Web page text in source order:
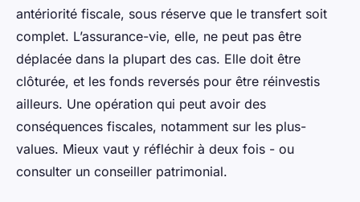
antériorité fiscale, sous réserve que le transfert soit
complet. L’assurance-vie, elle, ne peut pas être
déplacée dans la plupart des cas. Elle doit être
clôturée, et les fonds reversés pour être réinvestis
ailleurs. Une opération qui peut avoir des
conséquences fiscales, notamment sur les plus-
values. Mieux vaut y réfléchir à deux fois - ou
consulter un conseiller patrimonial.